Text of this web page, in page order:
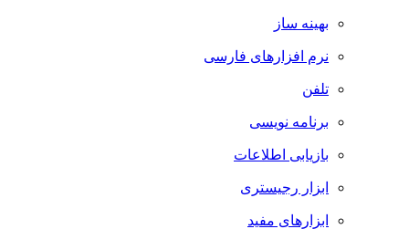
بهینه ساز
نرم افزارهای فارسی
تلفن
برنامه نویسی
بازیابی اطلاعات
ابزار رجیستری
ابزارهای مفید